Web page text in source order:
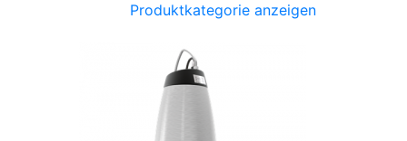
Produktkategorie anzeigen